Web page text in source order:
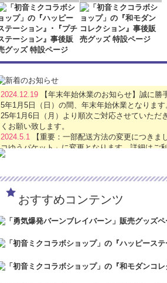
2024.12.19
【年末年始休業のお知らせ】誠に
5年1月5日（日）の間、年末年始休業となりま
25年1月6日（月）より順次ご対応させていただ
くお願い致します。
2024.5.1
【重要：一部配送方法の変更につき
コゆうパケット」に変更となります。詳細はご
2024.4.16
は4/30～5/2の間、および5/7以降に順次ご対応
ど何卒よろしくお願い致します。
2024.3.12「勇気爆発バーンブレイバーン」各種
被災地の皆様の安全を心よりお祈り申し上げま
2023.12.27【年末年始休業のお知らせ】誠に勝
は、2024年1月4日（木）より、順次ご対応させ
おすすめコンテンツ